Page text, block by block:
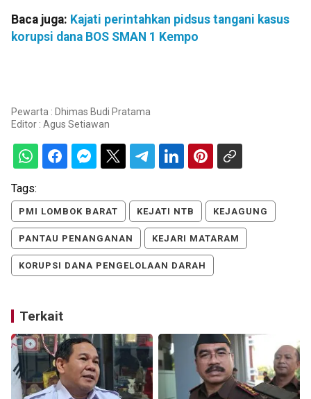
Baca juga: Kajati perintahkan pidsus tangani kasus
korupsi dana BOS SMAN 1 Kempo
Pewarta : Dhimas Budi Pratama
Editor : Agus Setiawan
Tags:
PMI LOMBOK BARAT KEJATI NTB KEJAGUNG
PANTAU PENANGANAN KEJARI MATARAM
KORUPSI DANA PENGELOLAAN DARAH
Terkait